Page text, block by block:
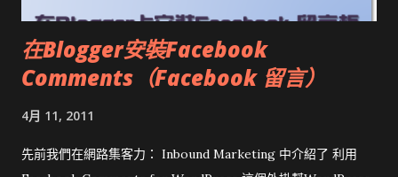
在Blogger安裝Facebook
Comments（Facebook 留言）
4月 11, 2011
先前我們在網路集客力： Inbound Marketing 中介紹了 利用